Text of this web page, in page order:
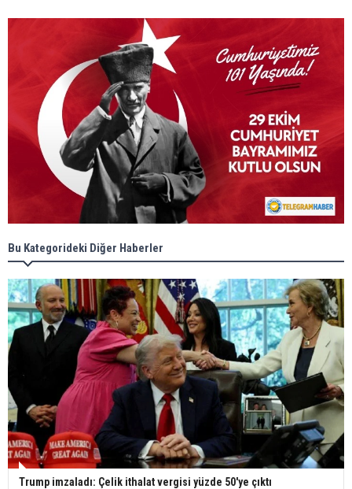
Bu Kategorideki Diğer Haberler
Trump imzaladı: Çelik ithalat vergisi yüzde 50'ye çıktı